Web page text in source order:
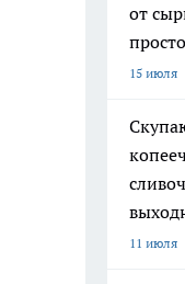
от
15 июля
11 июля